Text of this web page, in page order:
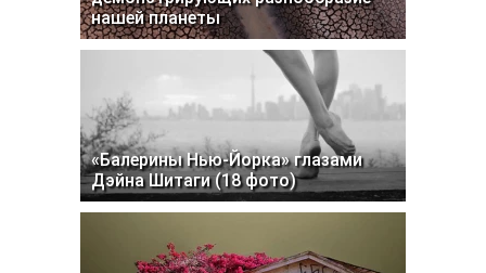
нашей планеты
«Балерины Нью-Йорка» глазами
Дэйна Шитаги (18 фото)